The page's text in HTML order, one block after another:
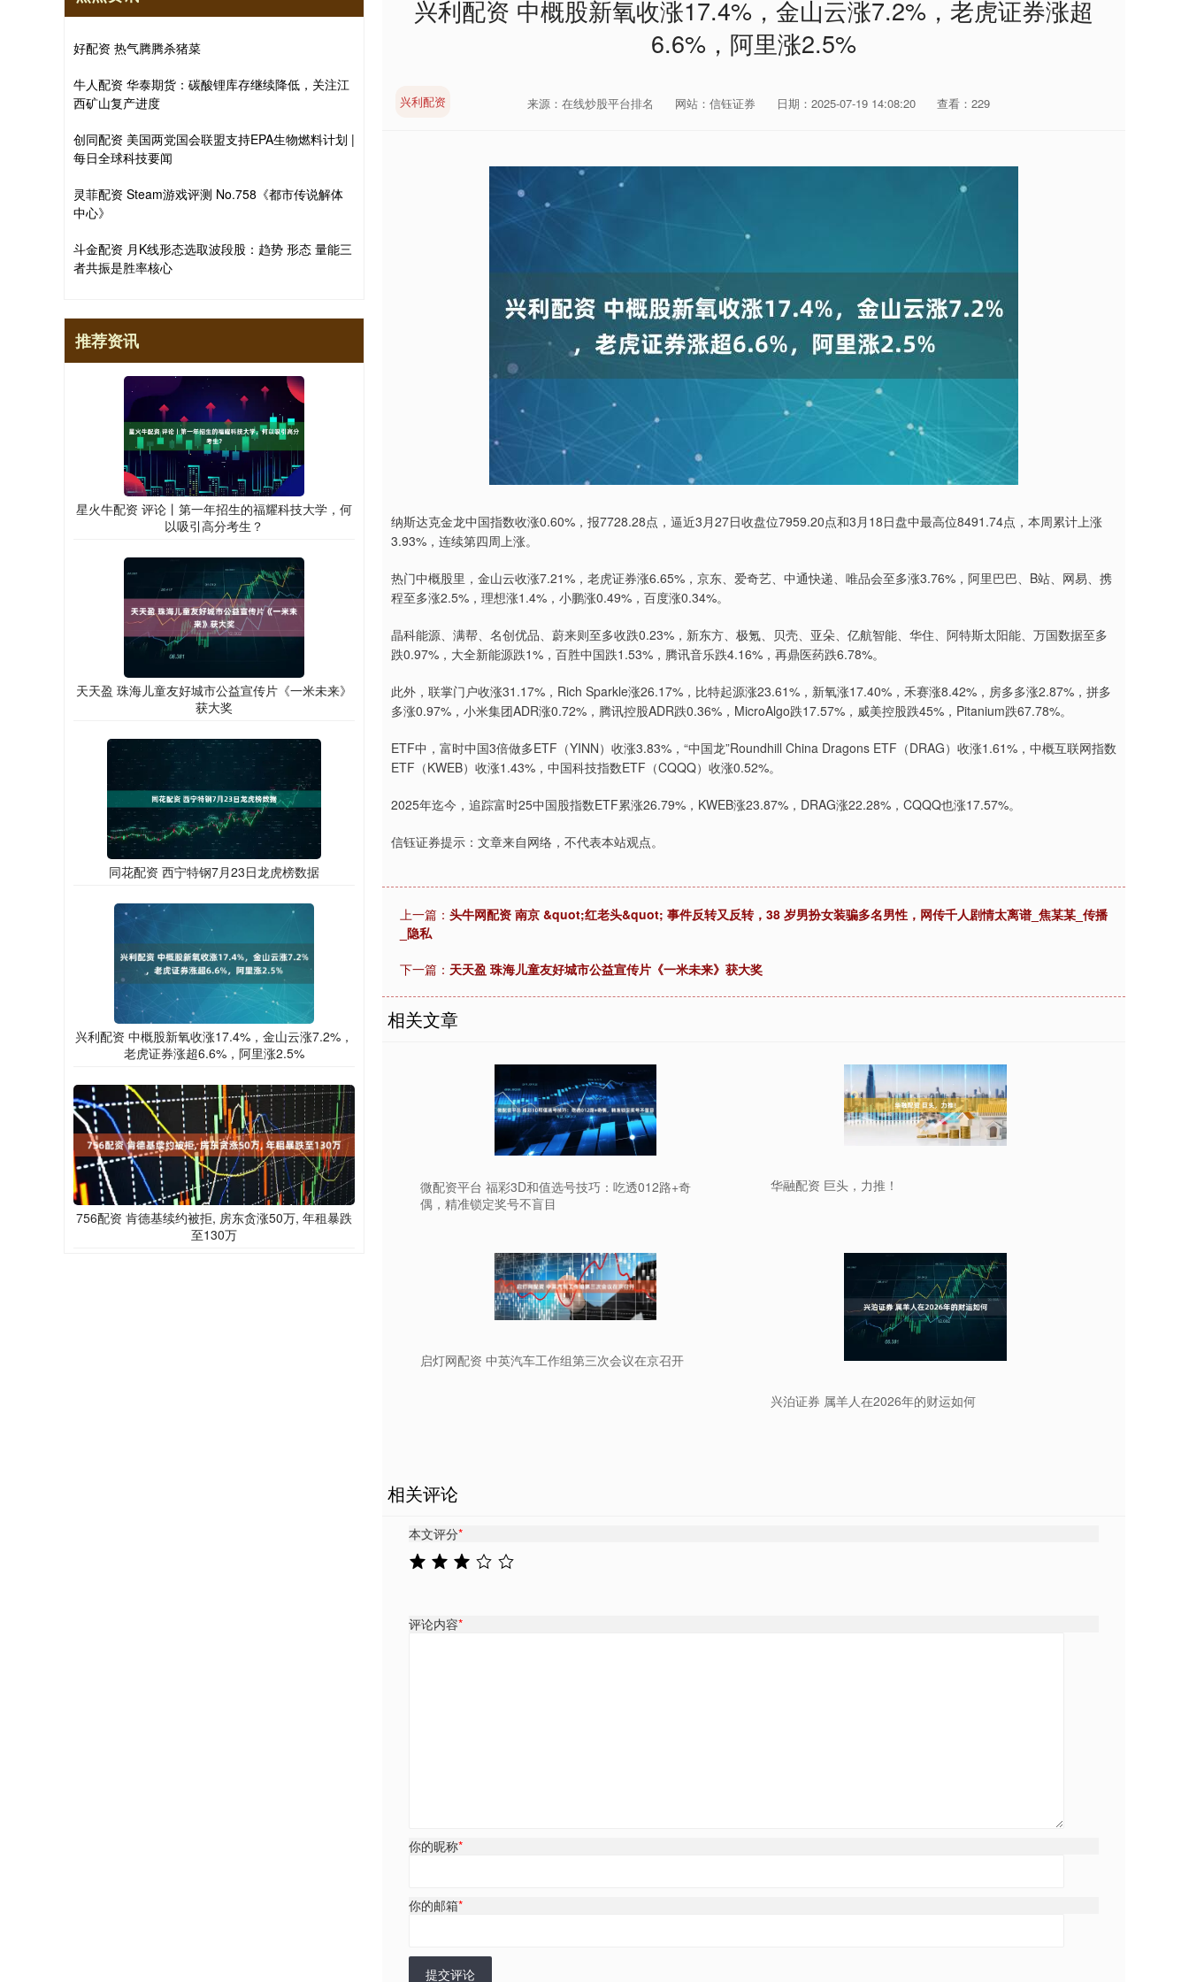
兴利配资 中概股新氧收涨17.4%，金山云涨7.2%，老虎证券涨超
6.6%，阿里涨2.5%
兴利配资 来源：在线炒股平台排名 网站：信钰证券 日期：2025-07-19 14:08:20 查看：229
纳斯达克金龙中国指数收涨0.60%，报7728.28点，逼近3月27日收盘位7959.20点和3月18日盘中最高位8491.74点，本周累计上涨
3.93%，连续第四周上涨。
热门中概股里，金山云收涨7.21%，老虎证券涨6.65%，京东、爱奇艺、中通快递、唯品会至多涨3.76%，阿里巴巴、B站、网易、携
程至多涨2.5%，理想涨1.4%，小鹏涨0.49%，百度涨0.34%。
晶科能源、满帮、名创优品、蔚来则至多收跌0.23%，新东方、极氪、贝壳、亚朵、亿航智能、华住、阿特斯太阳能、万国数据至多
跌0.97%，大全新能源跌1%，百胜中国跌1.53%，腾讯音乐跌4.16%，再鼎医药跌6.78%。
此外，联掌门户收涨31.17%，Rich Sparkle涨26.17%，比特起源涨23.61%，新氧涨17.40%，禾赛涨8.42%，房多多涨2.87%，拼多
多涨0.97%，小米集团ADR涨0.72%，腾讯控股ADR跌0.36%，MicroAlgo跌17.57%，威美控股跌45%，Pitanium跌67.78%。
ETF中，富时中国3倍做多ETF（YINN）收涨3.83%，“中国龙”Roundhill China Dragons ETF（DRAG）收涨1.61%，中概互联网指数
ETF（KWEB）收涨1.43%，中国科技指数ETF（CQQQ）收涨0.52%。
2025年迄今，追踪富时25中国股指数ETF累涨26.79%，KWEB涨23.87%，DRAG涨22.28%，CQQQ也涨17.57%。
信钰证券提示：文章来自网络，不代表本站观点。
上一篇： 头牛网配资 南京 &quot;红老头&quot; 事件反转又反转，38 岁男扮女装骗多名男性，网传千人剧情太离谱_焦某某_传播
_隐私
下一篇： 天天盈 珠海儿童友好城市公益宣传片《一米未来》获大奖
相关文章
微配资平台 福彩3D和值选号技巧：吃透012路+奇
偶，精准锁定奖号不盲目
华融配资 巨头，力推！
启灯网配资 中英汽车工作组第三次会议在京召开
兴泊证券 属羊人在2026年的财运如何
相关评论
本文评分*
评论内容*
你的昵称*
你的邮箱*
提交评论
好配资 热气腾腾杀猪菜
牛人配资 华泰期货：碳酸锂库存继续降低，关注江
西矿山复产进度
创同配资 美国两党国会联盟支持EPA生物燃料计划 |
每日全球科技要闻
灵菲配资 Steam游戏评测 No.758《都市传说解体
中心》
斗金配资 月K线形态选取波段股：趋势 形态 量能三
者共振是胜率核心
推荐资讯
星火牛配资 评论丨第一年招生的福耀科技大学，何
以吸引高分考生？
天天盈 珠海儿童友好城市公益宣传片《一米未来》
获大奖
同花配资 西宁特钢7月23日龙虎榜数据
兴利配资 中概股新氧收涨17.4%，金山云涨7.2%，
老虎证券涨超6.6%，阿里涨2.5%
756配资 肯德基续约被拒, 房东贪涨50万, 年租暴跌
至130万